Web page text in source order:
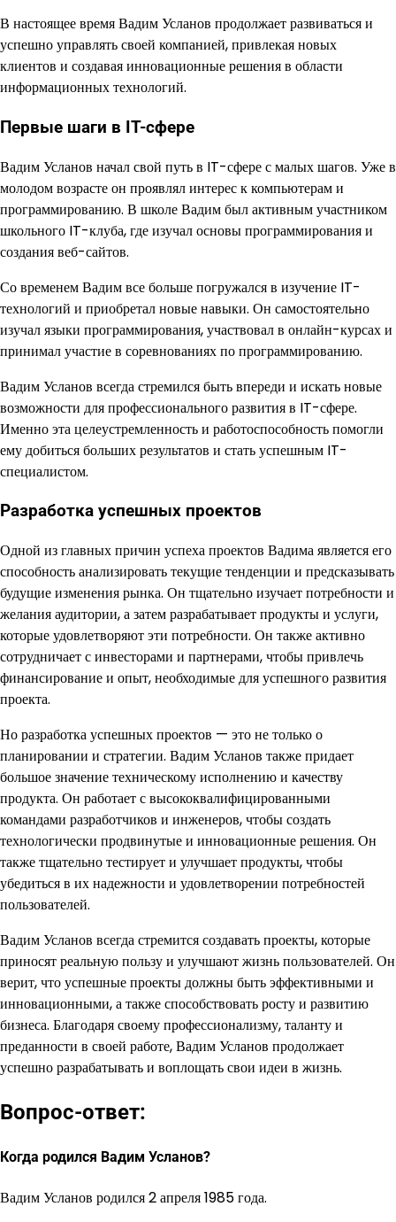
В настоящее время Вадим Усланов продолжает развиваться и
успешно управлять своей компанией, привлекая новых
клиентов и создавая инновационные решения в области
информационных технологий.
Первые шаги в IT-сфере
Вадим Усланов начал свой путь в IT-сфере с малых шагов. Уже в
молодом возрасте он проявлял интерес к компьютерам и
программированию. В школе Вадим был активным участником
школьного IT-клуба, где изучал основы программирования и
создания веб-сайтов.
Со временем Вадим все больше погружался в изучение IT-
технологий и приобретал новые навыки. Он самостоятельно
изучал языки программирования, участвовал в онлайн-курсах и
принимал участие в соревнованиях по программированию.
Вадим Усланов всегда стремился быть впереди и искать новые
возможности для профессионального развития в IT-сфере.
Именно эта целеустремленность и работоспособность помогли
ему добиться больших результатов и стать успешным IT-
специалистом.
Разработка успешных проектов
Одной из главных причин успеха проектов Вадима является его
способность анализировать текущие тенденции и предсказывать
будущие изменения рынка. Он тщательно изучает потребности и
желания аудитории, а затем разрабатывает продукты и услуги,
которые удовлетворяют эти потребности. Он также активно
сотрудничает с инвесторами и партнерами, чтобы привлечь
финансирование и опыт, необходимые для успешного развития
проекта.
Но разработка успешных проектов — это не только о
планировании и стратегии. Вадим Усланов также придает
большое значение техническому исполнению и качеству
продукта. Он работает с высококвалифицированными
командами разработчиков и инженеров, чтобы создать
технологически продвинутые и инновационные решения. Он
также тщательно тестирует и улучшает продукты, чтобы
убедиться в их надежности и удовлетворении потребностей
пользователей.
Вадим Усланов всегда стремится создавать проекты, которые
приносят реальную пользу и улучшают жизнь пользователей. Он
верит, что успешные проекты должны быть эффективными и
инновационными, а также способствовать росту и развитию
бизнеса. Благодаря своему профессионализму, таланту и
преданности в своей работе, Вадим Усланов продолжает
успешно разрабатывать и воплощать свои идеи в жизнь.
Вопрос-ответ:
Когда родился Вадим Усланов?
Вадим Усланов родился 2 апреля 1985 года.